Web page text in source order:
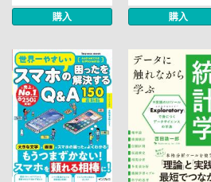
購入 購入